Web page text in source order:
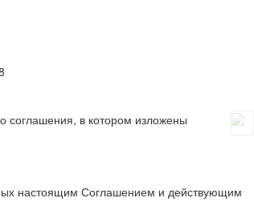
соглашения, в котором изложены
настоящим Соглашением и действующим